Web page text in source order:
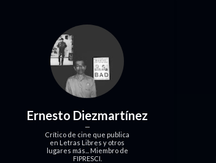
Ernesto Diezmartínez
Crítico de cine que publica
en Letras Libres y otros
lugares más... Miembro de
FIPRESCI.